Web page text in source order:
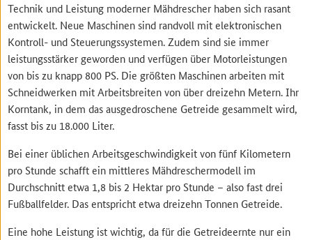
Technik und Leistung moderner Mähdrescher haben sich rasant
entwickelt. Neue Maschinen sind randvoll mit elektronischen
Kontroll- und Steuerungssystemen. Zudem sind sie immer
leistungsstärker geworden und verfügen über Motorleistungen
von bis zu knapp 800 PS. Die größten Maschinen arbeiten mit
Schneidwerken mit Arbeitsbreiten von über dreizehn Metern. Ihr
Korntank, in dem das ausgedroschene Getreide gesammelt wird,
fasst bis zu 18.000 Liter.
Bei einer üblichen Arbeitsgeschwindigkeit von fünf Kilometern
pro Stunde schafft ein mittleres Mähdreschermodell im
Durchschnitt etwa 1,8 bis 2 Hektar pro Stunde – also fast drei
Fußballfelder. Das entspricht etwa dreizehn Tonnen Getreide.
Eine hohe Leistung ist wichtig, da für die Getreideernte nur ein